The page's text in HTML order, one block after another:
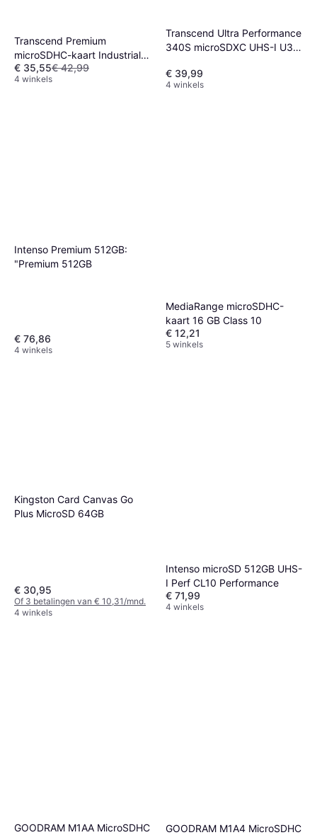
Transcend Premium
microSDHC-kaart Industrial 4
GB Class 10
€ 35,55€ 42,99
4 winkels
Transcend Ultra Performance
340S microSDXC UHS-I U3
€ 39,99
4 winkels
Intenso Premium 512GB:
"Premium 512GB
€ 76,86
4 winkels
MediaRange microSDHC-
kaart 16 GB Class 10
€ 12,21
5 winkels
Kingston Card Canvas Go
Plus MicroSD 64GB
€ 30,95
Of 3 betalingen van € 10,31/mnd.
4 winkels
Intenso microSD 512GB UHS-
I Perf CL10 Performance
€ 71,99
4 winkels
GOODRAM M1AA MicroSDHC
GOODRAM M1A4 MicroSDHC